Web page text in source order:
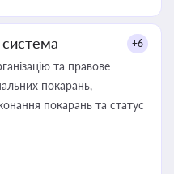
+6
та правове
покарань,
покарань та статус